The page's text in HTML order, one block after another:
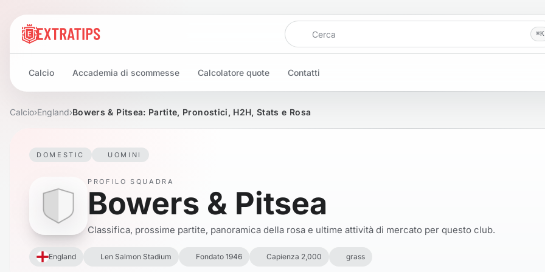
Cerca
⌘K
Calcio Accademia di scommesse Calcolatore quote Contatti
Calcio›England›Bowers & Pitsea: Partite, Pronostici, H2H, Stats e Rosa
DOMESTIC UOMINI
PROFILO SQUADRA
Bowers & Pitsea
Classifica, prossime partite, panoramica della rosa e ultime attività di mercato per questo club.
England Len Salmon Stadium Fondato 1946 Capienza 2,000 grass